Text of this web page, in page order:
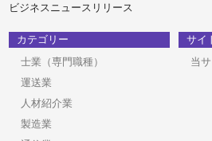
ビジネスニュースリリース
カテゴリー
士業（専門職種）
運送業
人材紹介業
製造業
サイ
当